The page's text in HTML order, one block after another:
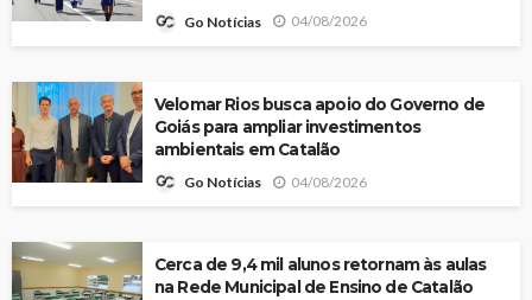
Go Notícias 04/08/2026
Velomar Rios busca apoio do Governo de
Goiás para ampliar investimentos
ambientais em Catalão
Go Notícias 04/08/2026
Cerca de 9,4 mil alunos retornam às aulas
na Rede Municipal de Ensino de Catalão